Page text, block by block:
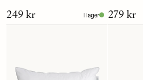
249 kr I lager 279 kr